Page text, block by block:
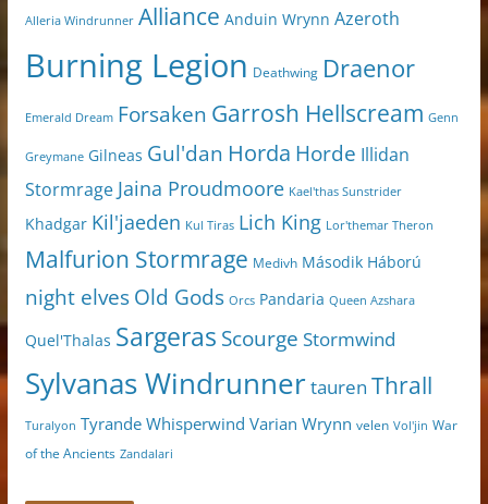
Alleria Windrunner Alliance Anduin Wrynn Azeroth
Burning Legion Deathwing Draenor
Emerald Dream Forsaken Garrosh Hellscream Genn
Greymane Gilneas Gul'dan Horda Horde Illidan
Stormrage Jaina Proudmoore Kael'thas Sunstrider
Khadgar Kil'jaeden Kul Tiras Lich King Lor'themar Theron
Malfurion Stormrage Medivh Második Háború
night elves Old Gods Orcs Pandaria Queen Azshara
Quel'Thalas Sargeras Scourge Stormwind
Sylvanas Windrunnertauren Thrall
Turalyon Tyrande Whisperwind Varian Wrynn velen Vol'jin War
of the Ancients Zandalari